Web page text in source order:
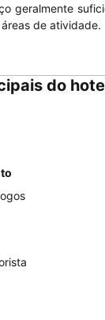
geralmente
de atividade.
do